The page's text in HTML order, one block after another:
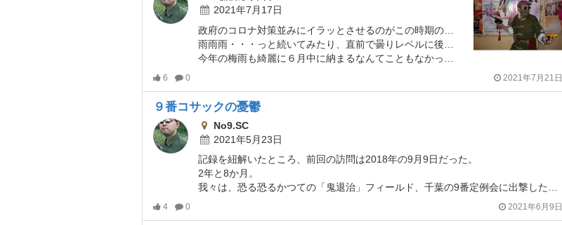
2021年7月17日
雨雨雨・・・っと続いてみたり、直前で曇りレベルに後退したり・・・
今年の梅雨も綺麗に６月中に納まるなんてこともなかったので、定期出撃以外でちょっと腕慣らしがしたくなり橋本の「九龍戦闘街区」へ有志で行ってきた。
6 0 2021年7月21日
９番コサックの憂鬱
No9.SC
2021年5月23日
記録を紐解いたところ、前回の訪問は2018年の9月9日だった。
2年と8か月。
我々は、恐る恐るかつての「鬼退治」フィールド、千葉の9番定例会に出撃したのであった。
4 0 2021年6月9日